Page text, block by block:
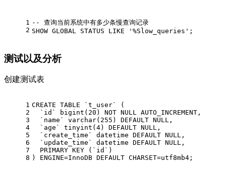
1
2
-- 查询当前系统中有多少条慢查询记录
SHOW GLOBAL STATUS LIKE '%Slow_queries' ;
测试以及分析
创建测试表
1
2
3
4
5
6
7
8
CREATE TABLE `t_user` (
  `id`
bigint ( 20 ) NOT NULL AUTO_INCREMENT,
  `name`
varchar( 255 ) DEFAULT NULL ,
  `age` tinyint(
4) DEFAULT NULL ,
  `create_time` datetime
DEFAULT NULL ,
  `update_time` datetime
DEFAULT NULL ,
PRIMARY KEY (`id`)
) ENGINE=InnoDB DEFAULT CHARSET=utf8mb4;